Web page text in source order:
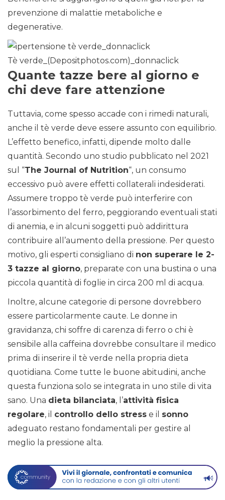
prevenzione di malattie metaboliche e
degenerative.
Tè verde_(Depositphotos.com)_donnaclick
Quante tazze bere al giorno e
chi deve fare attenzione
Tuttavia, come spesso accade con i rimedi naturali,
anche il tè verde deve essere assunto con equilibrio.
L’effetto benefico, infatti, dipende molto dalle
quantità. Secondo uno studio pubblicato nel 2021
sul “The Journal of Nutrition“, un consumo
eccessivo può avere effetti collaterali indesiderati.
Assumere troppo tè verde può interferire con
l’assorbimento del ferro, peggiorando eventuali stati
di anemia, e in alcuni soggetti può addirittura
contribuire all’aumento della pressione. Per questo
motivo, gli esperti consigliano di non superare le 2-
3 tazze al giorno, preparate con una bustina o una
piccola quantità di foglie in circa 200 ml di acqua.
Inoltre, alcune categorie di persone dovrebbero
essere particolarmente caute. Le donne in
gravidanza, chi soffre di carenza di ferro o chi è
sensibile alla caffeina dovrebbe consultare il medico
prima di inserire il tè verde nella propria dieta
quotidiana. Come tutte le buone abitudini, anche
questa funziona solo se integrata in uno stile di vita
sano. Una dieta bilanciata, l’attività fisica
regolare, il controllo dello stress e il sonno
adeguato restano fondamentali per gestire al
meglio la pressione alta.